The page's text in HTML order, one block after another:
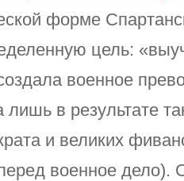
форме
цель:
военное
в результате
и великих
военное дело).